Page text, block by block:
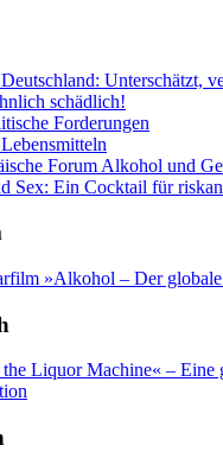
Unterschätzt,
schädlich!
Forderungen
Forum Alkohol und
Sex: Ein Cocktail für
»Alkohol – Der globale
the Liquor Machine« ‒ Eine